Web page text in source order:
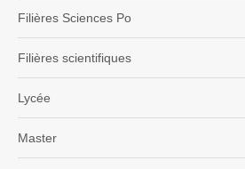
Filières Sciences Po
Filières scientifiques
Lycée
Master